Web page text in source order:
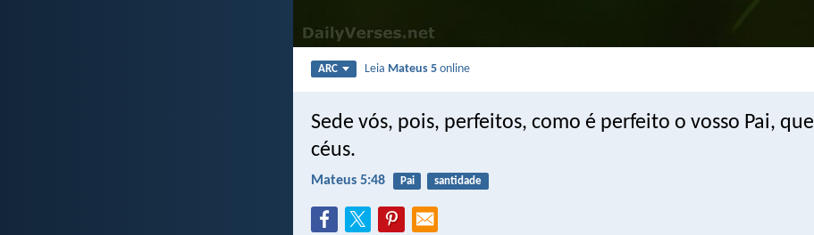
ARC Leia Mateus 5 online
Sede vós, pois, perfeitos, como é perfeito o vosso Pai, que
céus.
Mateus 5:48 Pai santidade